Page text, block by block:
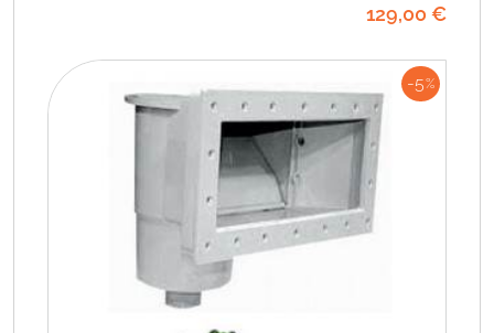
129,00 €
-5%